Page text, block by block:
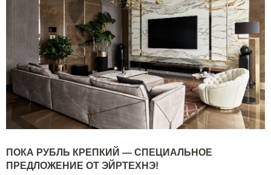
ПОКА РУБЛЬ КРЕПКИЙ — СПЕЦИАЛЬНОЕ
ПРЕДЛОЖЕНИЕ ОТ ЭЙРТЕХНЭ!